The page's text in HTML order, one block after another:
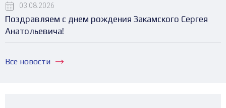
03.08.2026
Поздравляем с днем рождения Закамского Сергея
Анатольевича!
Все новости